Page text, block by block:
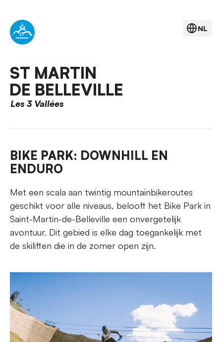
ST MARTIN
DE BELLEVILLE
Les 3 Vallées
NL
BIKE PARK: DOWNHILL EN
ENDURO
Met een scala aan twintig mountainbikeroutes
geschikt voor alle niveaus, belooft het Bike Park in
Saint-Martin-de-Belleville een onvergetelijk
avontuur. Dit gebied is elke dag toegankelijk met
de skiliften die in de zomer open zijn.